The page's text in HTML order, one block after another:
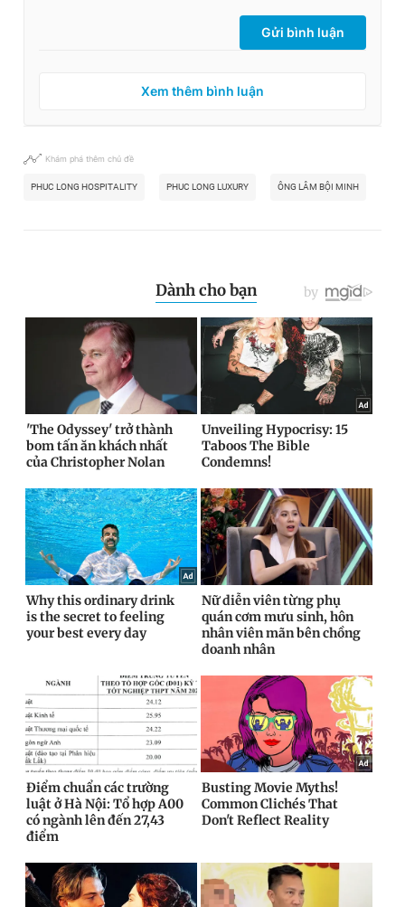
Gửi bình luận
Xem thêm bình luận
Khám phá thêm chủ đề
PHUC LONG HOSPITALITY PHUC LONG LUXURY ÔNG LÂM BỘI MINH